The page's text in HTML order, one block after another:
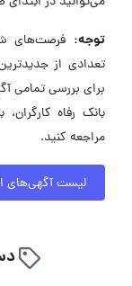
توجه: فرصت‌های
تعدادی از
برای بررسی تمامی
بانک رفاه
مراجعه کنید.
لیست آگهی‌های